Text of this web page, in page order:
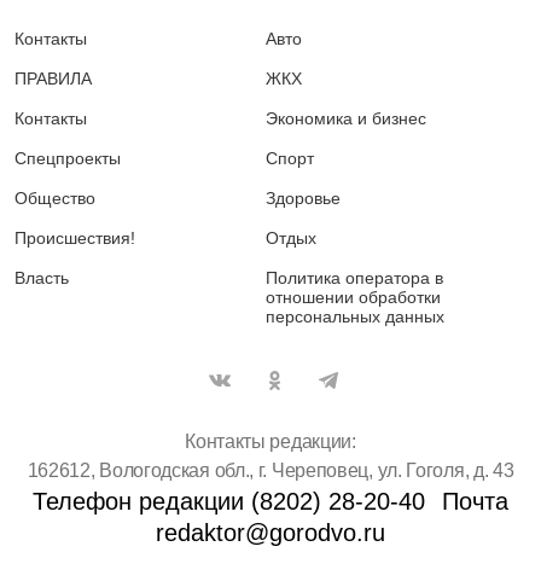
Контакты
ПРАВИЛА
Контакты
Спецпроекты
Общество
Происшествия!
Власть
Авто
ЖКХ
Экономика и бизнес
Спорт
Здоровье
Отдых
Политика оператора в
отношении обработки
персональных данных
Контакты редакции:
162612, Вологодская обл., г. Череповец, ул. Гоголя, д. 43
Телефон редакции (8202) 28-20-40
Почта
redaktor@gorodvo.ru